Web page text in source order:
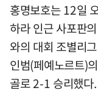
홍명보호는 12일
하라 인근 사포판
와의 대회 조별리
인범(페예노르트)
골로 2-1 승리했다.